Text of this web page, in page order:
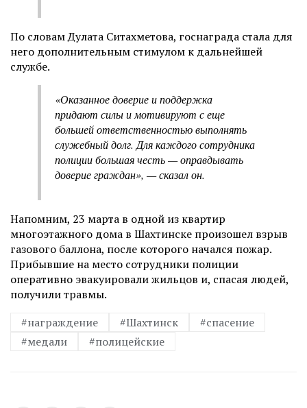
По словам Дулата Ситахметова, госнаграда стала для
него дополнительным стимулом к дальнейшей
службе.
«Оказанное доверие и поддержка
придают силы и мотивируют с еще
большей ответственностью выполнять
служебный долг. Для каждого сотрудника
полиции большая честь — оправдывать
доверие граждан», — сказал он.
Напомним, 23 марта в одной из квартир
многоэтажного дома в Шахтинске произошел взрыв
газового баллона, после которого начался пожар.
Прибывшие на место сотрудники полиции
оперативно эвакуировали жильцов и, спасая людей,
получили травмы.
#награждение
#Шахтинск
#спасение
#медали
#полицейские